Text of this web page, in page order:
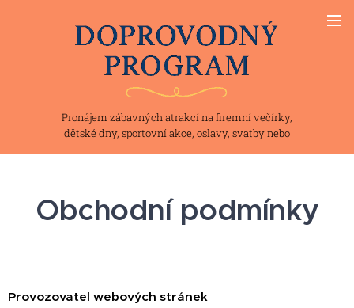
Pronájem zábavných atrakcí na firemní večírky,
dětské dny, sportovní akce, oslavy, svatby nebo
Obchodní podmínky
Provozovatel webových stránek